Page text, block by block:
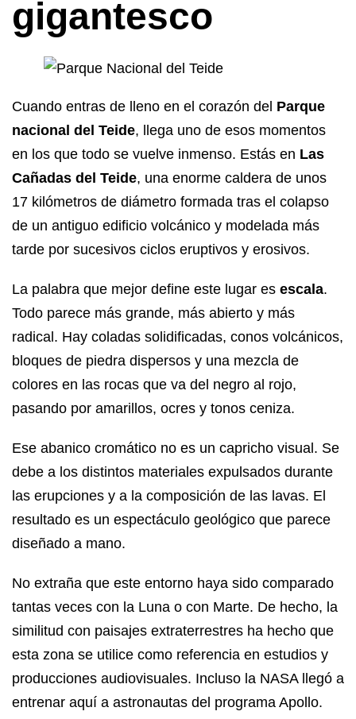
gigantesco
Cuando entras de lleno en el corazón del Parque
nacional del Teide, llega uno de esos momentos
en los que todo se vuelve inmenso. Estás en Las
Cañadas del Teide, una enorme caldera de unos
17 kilómetros de diámetro formada tras el colapso
de un antiguo edificio volcánico y modelada más
tarde por sucesivos ciclos eruptivos y erosivos.
La palabra que mejor define este lugar es escala.
Todo parece más grande, más abierto y más
radical. Hay coladas solidificadas, conos volcánicos,
bloques de piedra dispersos y una mezcla de
colores en las rocas que va del negro al rojo,
pasando por amarillos, ocres y tonos ceniza.
Ese abanico cromático no es un capricho visual. Se
debe a los distintos materiales expulsados durante
las erupciones y a la composición de las lavas. El
resultado es un espectáculo geológico que parece
diseñado a mano.
No extraña que este entorno haya sido comparado
tantas veces con la Luna o con Marte. De hecho, la
similitud con paisajes extraterrestres ha hecho que
esta zona se utilice como referencia en estudios y
producciones audiovisuales. Incluso la NASA llegó a
entrenar aquí a astronautas del programa Apollo.